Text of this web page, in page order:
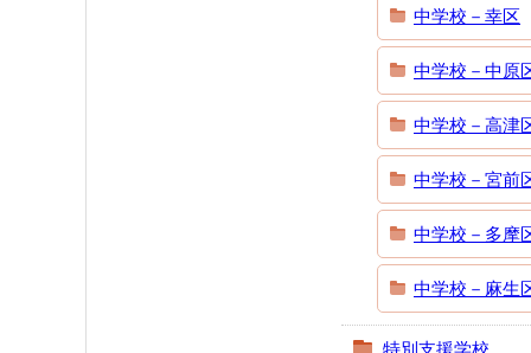
中学校－幸区
中学校－中原
中学校－高津
中学校－宮前
中学校－多摩
中学校－麻生
特別支援学校